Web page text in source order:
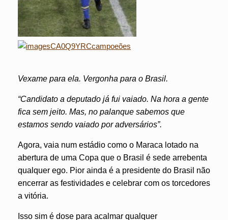
Vexame para ela. Vergonha para o Brasil.
“Candidato a deputado já fui vaiado. Na hora a gente
fica sem jeito. Mas, no palanque sabemos que
estamos sendo vaiado por adversários”.
Agora, vaia num estádio como o Maraca lotado na
abertura de uma Copa que o Brasil é sede arrebenta
qualquer ego. Pior ainda é a presidente do Brasil não
encerrar as festividades e celebrar com os torcedores
a vitória.
Isso sim é dose para acalmar qualquer